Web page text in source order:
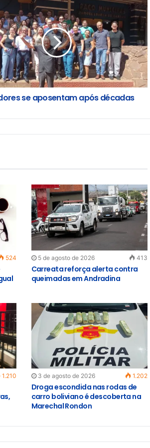
se aposentam após décadas
524 5 de agosto de 2026 413
Carreata reforça alerta contra
queimadas em Andradina
1.210 3 de agosto de 2026 1.202
Droga escondida nas rodas de
carro boliviano é descoberta na
Marechal Rondon